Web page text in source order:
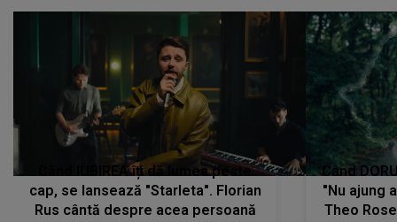
Când IUBIREA îți dă lumea peste
cap, se lansează "Starleta". Florian
Rus cântă despre acea persoană
Când
"Nu ajung
Theo